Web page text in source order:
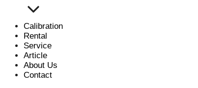
Calibration
Rental
Service
Article
About Us
Contact